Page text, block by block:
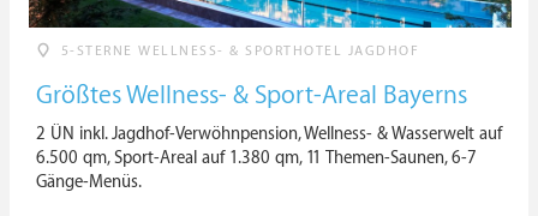
5-STERNE WELLNESS- & SPORTHOTEL JAGDHOF
Größtes Wellness- & Sport-Areal Bayerns
2 ÜN inkl. Jagdhof-Verwöhnpension, Wellness- & Wasserwelt auf
6.500 qm, Sport-Areal auf 1.380 qm, 11 Themen-Saunen, 6-7
Gänge-Menüs.